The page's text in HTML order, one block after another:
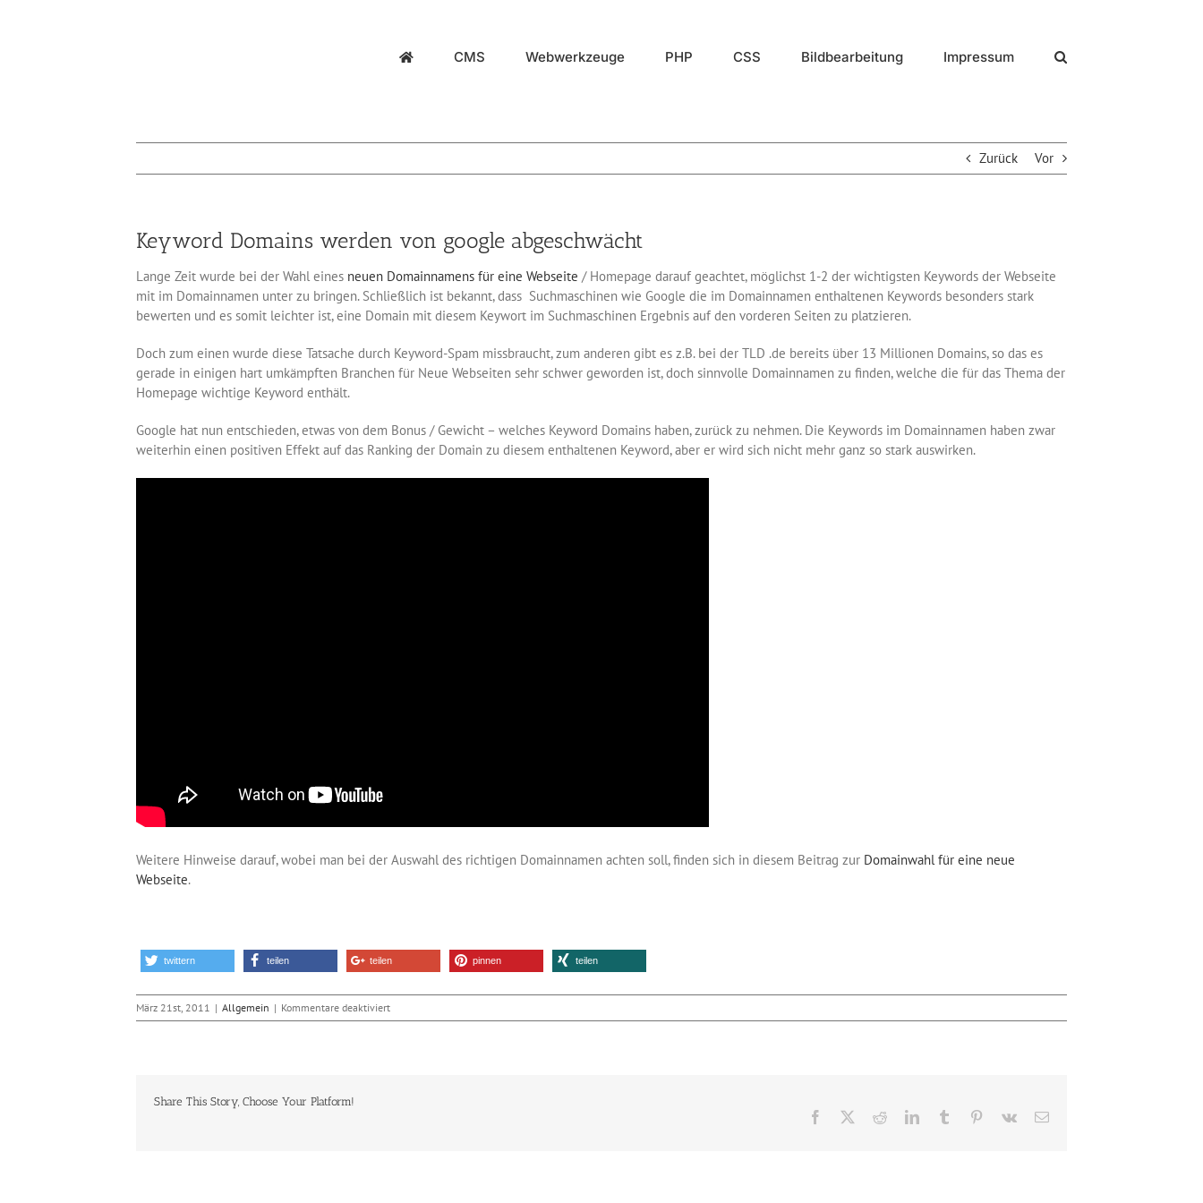
CMS Webwerkzeuge PHP CSS Bildbearbeitung Impressum
Zurück Vor
Keyword Domains werden von google abgeschwächt
Lange Zeit wurde bei der Wahl eines neuen Domainnamens für eine Webseite / Homepage darauf geachtet, möglichst 1-2 der wichtigsten Keywords der Webseite
mit im Domainnamen unter zu bringen. Schließlich ist bekannt, dass Suchmaschinen wie Google die im Domainnamen enthaltenen Keywords besonders stark
bewerten und es somit leichter ist, eine Domain mit diesem Keywort im Suchmaschinen Ergebnis auf den vorderen Seiten zu platzieren.
Doch zum einen wurde diese Tatsache durch Keyword-Spam missbraucht, zum anderen gibt es z.B. bei der TLD .de bereits über 13 Millionen Domains, so das es
gerade in einigen hart umkämpften Branchen für Neue Webseiten sehr schwer geworden ist, doch sinnvolle Domainnamen zu finden, welche die für das Thema der
Homepage wichtige Keyword enthält.
Google hat nun entschieden, etwas von dem Bonus / Gewicht – welches Keyword Domains haben, zurück zu nehmen. Die Keywords im Domainnamen haben zwar
weiterhin einen positiven Effekt auf das Ranking der Domain zu diesem enthaltenen Keyword, aber er wird sich nicht mehr ganz so stark auswirken.
Weitere Hinweise darauf, wobei man bei der Auswahl des richtigen Domainnamen achten soll, finden sich in diesem Beitrag zur Domainwahl für eine neue
Webseite.
twittern teilen teilen pinnen teilen
März 21st, 2011 | Allgemein | Kommentare deaktiviertfür
Keyword
Share This Story, Choose Your Platform!
Facebook RedditLinkedInTumblr Pinterest
Vk
E-